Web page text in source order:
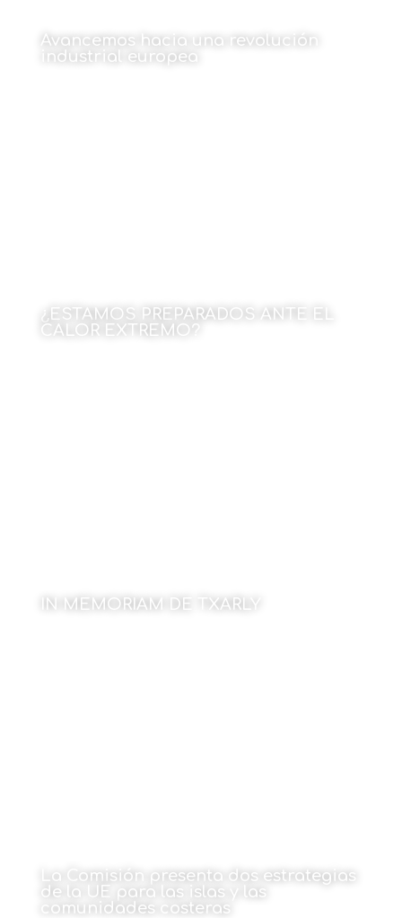
Avancemos hacia una revolución
industrial europea
¿ESTAMOS PREPARADOS ANTE EL
CALOR EXTREMO?
IN MEMORIAM DE TXARLY
La Comisión presenta dos estrategias
de la UE para las islas y las
comunidades costeras